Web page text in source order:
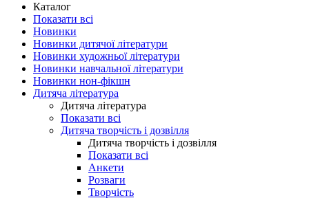
Каталог
Показати всі
Новинки
Новинки дитячої літератури
Новинки художньої літератури
Новинки навчальної літератури
Новинки нон-фікшн
Дитяча література
Дитяча література
Показати всі
Дитяча творчість і дозвілля
Дитяча творчість і дозвілля
Показати всі
Анкети
Розваги
Творчість